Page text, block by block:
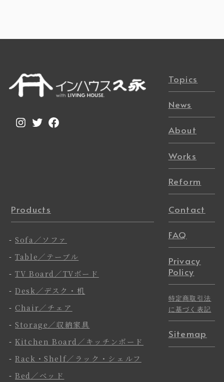
Instagram
TwitterFacebook
Topics
News
About
Works
Reform
Products
-Sofa／ソファ
-Table／テーブル
-TV Board／TVボード
-Desk／デスク・机
- Chair／チェア
-Storage／収納家具
-Kitchen Board／キッチンボード
-Rack・Shelf／ラック・シェルフ
-Bed／ベッド
Contact
FAQ
Privacy
Policy
特定商取引法
に基づく表記
Sitemap